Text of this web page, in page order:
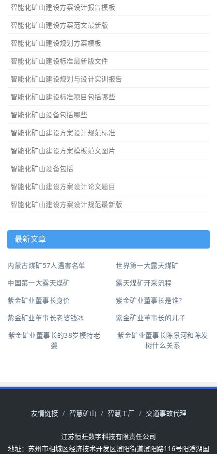
智能化矿山建设方案设计报告模板
智能化矿山建设方案范文最新版
智能化矿山建设规划方案模板
智能化矿山建设标准最新版文件
智能化矿山建设规划与设计实训报告
智能化矿山建设标准项目包括哪些
智能化矿山设备包括哪些
智能化矿山建设方案设计规范标准
智能化矿山建设方案模板范文图片
智能化矿山设备包括
智能化矿山建设方案设计论文题目
智能化矿山建设方案设计规范最新版
最新文章
内蒙古煤矿57人遇害名单
世界第一大露天煤矿
中国第一大露天煤矿
露天煤矿开采流程
紫金矿业董事长身价
紫金矿业董事长是谁?
紫金矿业董事长老婆钱冰
紫金矿业董事长的儿子
紫金矿业董事长的38岁模特老
婆
紫金矿业董事长陈景河和陈发
树什么关系
友情链接 智慧矿山 智慧工厂 交通事故代理
江苏恒旺数字科技有限责任公司
地址：苏州市相城区经济技术开发区澄阳街道澄阳路116号阳澄湖国